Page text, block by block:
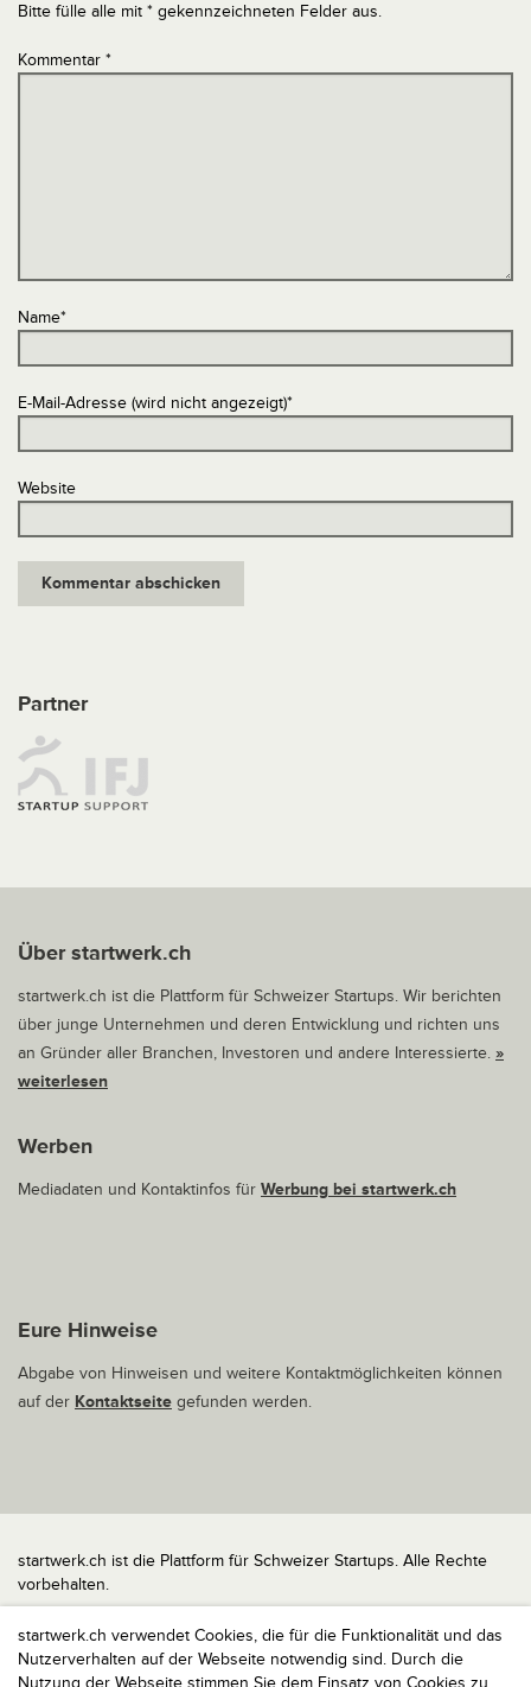
startwerk.ch verwendet Cookies, die für die Funktionalität und das
Nutzerverhalten auf der Webseite notwendig sind. Durch die
Nutzung der Webseite stimmen Sie dem Einsatz von Cookies zu,
Bitte fülle alle mit * gekennzeichneten Felder aus.
Kommentar *
Name*
E-Mail-Adresse (wird nicht angezeigt)*
Website
Partner
Über startwerk.ch
startwerk.ch ist die Plattform für Schweizer Startups. Wir berichten
über junge Unternehmen und deren Entwicklung und richten uns
an Gründer aller Branchen, Investoren und andere Interessierte. »
weiterlesen
Werben
Mediadaten und Kontaktinfos für Werbung bei startwerk.ch
Eure Hinweise
Abgabe von Hinweisen und weitere Kontaktmöglichkeiten können
auf der Kontaktseite gefunden werden.
startwerk.ch ist die Plattform für Schweizer Startups. Alle Rechte
vorbehalten.
Impressum
Kontakt
nach oben